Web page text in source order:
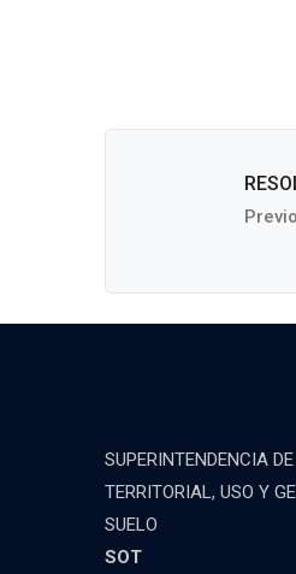
Previo
SUPERINTENDENCIA
TERRITORIAL, USO Y
SUELO
SOT